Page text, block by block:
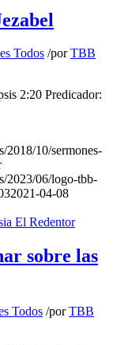
Todos /porTBB
2:20 Predicador:
2018/10/sermones-
2023/06/logo-tbb-
2021-04-08
sobre las
Todos /porTBB